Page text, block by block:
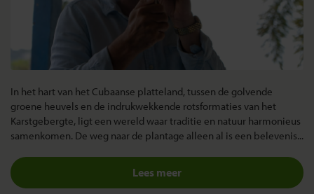
In het hart van het Cubaanse platteland, tussen de golvende
groene heuvels en de indrukwekkende rotsformaties van het
Karstgebergte, ligt een wereld waar traditie en natuur harmonieus
samenkomen. De weg naar de plantage alleen al is een belevenis...
Lees meer